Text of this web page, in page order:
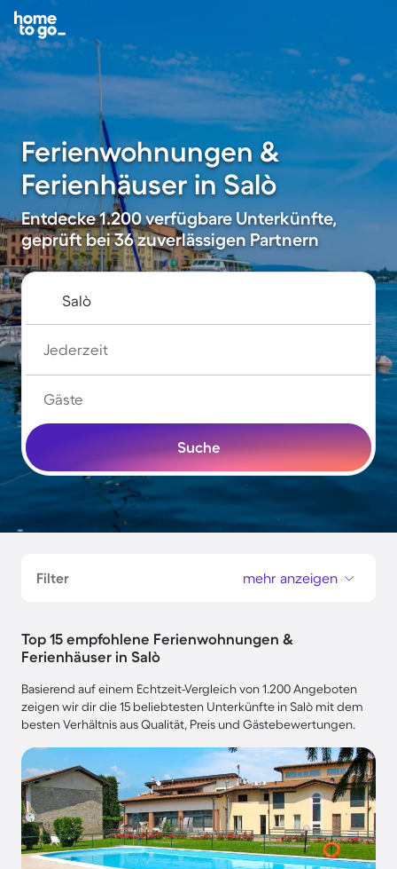
Ferienwohnungen &
Ferienhäuser in Salò
Entdecke 1.200 verfügbare Unterkünfte,
geprüft bei 36 zuverlässigen Partnern
Jederzeit
Gäste
Suche
Filter mehr anzeigen
Top 15 empfohlene Ferienwohnungen &
Ferienhäuser in Salò
Basierend auf einem Echtzeit-Vergleich von 1.200 Angeboten
zeigen wir dir die 15 beliebtesten Unterkünfte in Salò mit dem
besten Verhältnis aus Qualität, Preis und Gästebewertungen.